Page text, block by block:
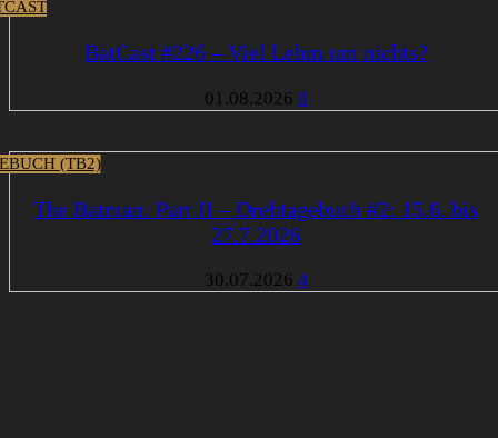
BatCast #226 – Viel Lehm um nichts?
01.08.2026 0
(TB2)
The Batman: Part II – Drehtagebuch #2: 15.6. bis
27.7.2026
30.07.2026 4